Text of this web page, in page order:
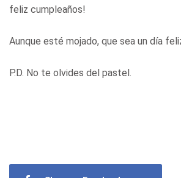
feliz cumpleaños!
Aunque esté mojado, que sea un día
P.D. No te olvides del pastel.